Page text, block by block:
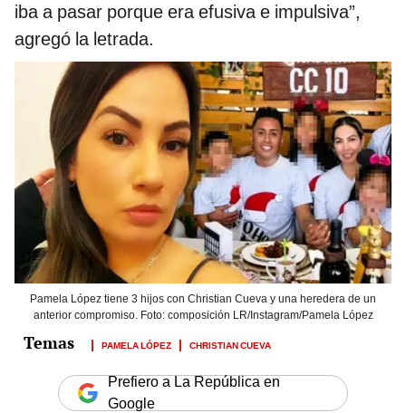
iba a pasar porque era efusiva e impulsiva”,
agregó la letrada.
Pamela López tiene 3 hijos con Christian Cueva y una heredera de un
anterior compromiso. Foto: composición LR/Instagram/Pamela López
PAMELA LÓPEZ CHRISTIAN CUEVA
Prefiero a La República en
Google